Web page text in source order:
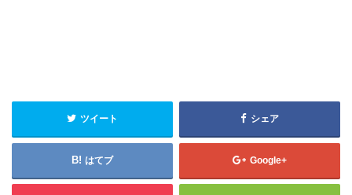
ツイート シェア
はてブ Google+